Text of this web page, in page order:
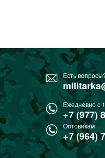
Есть
Ежедневно с
+7 (977)
Оптовикам
+7 (964)